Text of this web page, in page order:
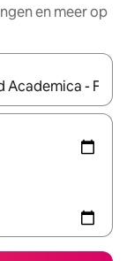
en meer op
je een keuze